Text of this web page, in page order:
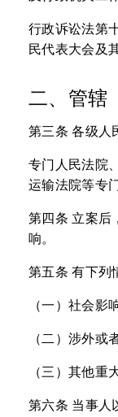
行政诉讼法第
民代表大会及
二、管辖
第三条 各级人
专门人民法院
运输法院等专
第四条 立案后
响。
第五条 有下列
（一）社会影
（二）涉外或
（三）其他重
第六条 当事人